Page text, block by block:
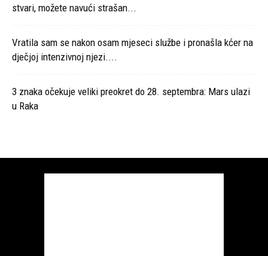
stvari, možete navući strašan...
Vratila sam se nakon osam mjeseci službe i pronašla kćer na
dječjoj intenzivnoj njezi....
3 znaka očekuje veliki preokret do 28. septembra: Mars ulazi
u Raka